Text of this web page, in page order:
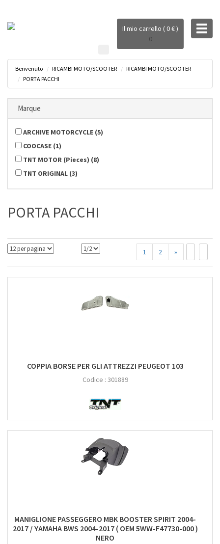
Il mio carrello ( 0 € )
0
Benvenuto RICAMBI MOTO/SCOOTER
RICAMBI MOTO/SCOOTER
PORTA PACCHI
Marque
ARCHIVE MOTORCYCLE (5)
COOCASE (1)
TNT MOTOR (Pieces) (8)
TNT ORIGINAL (3)
PORTA PACCHI
1 2 »
COPPIA BORSE PER GLI ATTREZZI PEUGEOT 103
Codice : 301889
MANIGLIONE PASSEGGERO MBK BOOSTER SPIRIT 2004-
2017 / YAMAHA BWS 2004-2017 ( OEM 5WW-F47730-000 )
NERO